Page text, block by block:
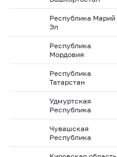
Республика Марий
Эл
Республика
Мордовия
Республика
Татарстан
Удмуртская
Республика
Чувашская
Республика